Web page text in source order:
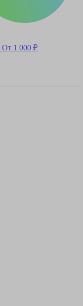
От 1 000 ₽